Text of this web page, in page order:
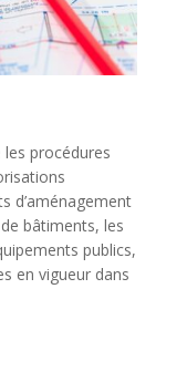
les procédures
d’aménagement
bâtiments, les
publics,
en vigueur dans